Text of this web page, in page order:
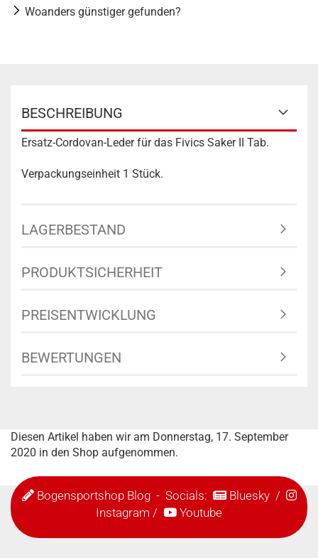
Woanders günstiger gefunden?
BESCHREIBUNG
Ersatz-Cordovan-Leder für das Fivics Saker II Tab.
Verpackungseinheit 1 Stück.
LAGERBESTAND
PRODUKTSICHERHEIT
PREISENTWICKLUNG
BEWERTUNGEN
Diesen Artikel haben wir am Donnerstag, 17. September
2020 in den Shop aufgenommen.
Bogensportshop Blog- Socials: Bluesky/
Instagram / Youtube